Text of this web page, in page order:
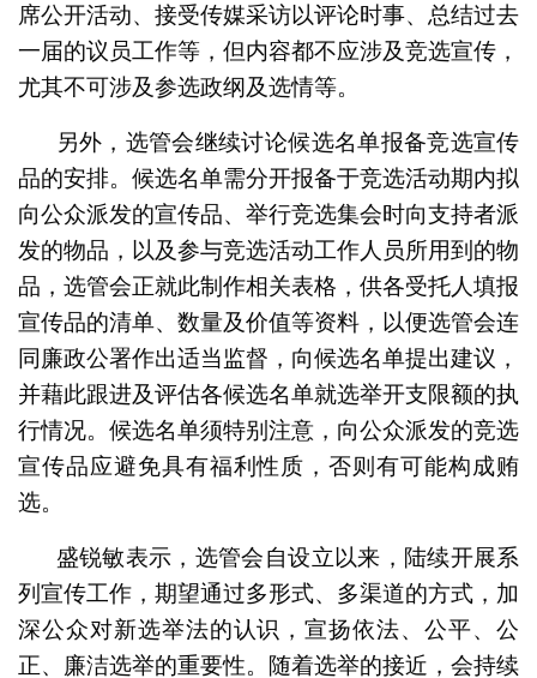
席公开活动、接受传媒采访以评论时事、总结过去
一届的议员工作等，但内容都不应涉及竞选宣传，
尤其不可涉及参选政纲及选情等。
另外，选管会继续讨论候选名单报备竞选宣传
品的安排。候选名单需分开报备于竞选活动期内拟
向公众派发的宣传品、举行竞选集会时向支持者派
发的物品，以及参与竞选活动工作人员所用到的物
品，选管会正就此制作相关表格，供各受托人填报
宣传品的清单、数量及价值等资料，以便选管会连
同廉政公署作出适当监督，向候选名单提出建议，
并藉此跟进及评估各候选名单就选举开支限额的执
行情况。候选名单须特别注意，向公众派发的竞选
宣传品应避免具有福利性质，否则有可能构成贿
选。
盛锐敏表示，选管会自设立以来，陆续开展系
列宣传工作，期望通过多形式、多渠道的方式，加
深公众对新选举法的认识，宣扬依法、公平、公
正、廉洁选举的重要性。随着选举的接近，会持续